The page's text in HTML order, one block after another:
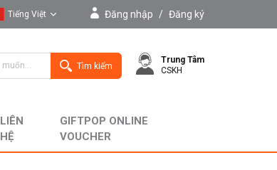
Tiếng Việt
English
Đăng nhập / Đăng ký
Tìm kiếm
Trung Tâm
CSKH
LIÊN
HỆ
GIFTPOP ONLINE
VOUCHER